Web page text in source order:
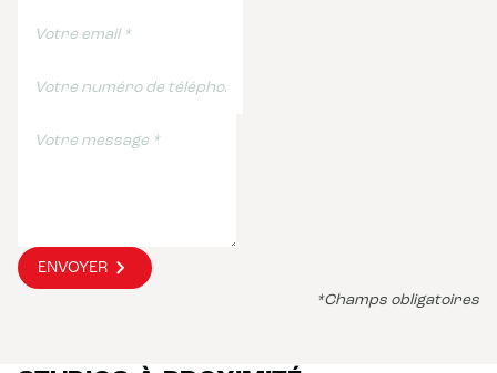
ENVOYER
*Champs obligatoires